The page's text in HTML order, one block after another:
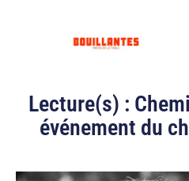
Lecture(s) :
événement du